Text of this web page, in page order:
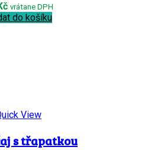
vrátane DPH
do košíku
View
s třapatkou